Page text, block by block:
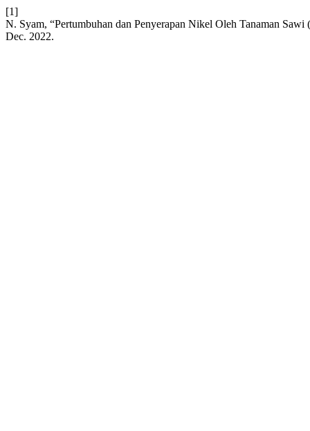
[1]
N. Syam, “Pertumbuhan dan Penyerapan Nikel Oleh Tanaman
Dec. 2022.